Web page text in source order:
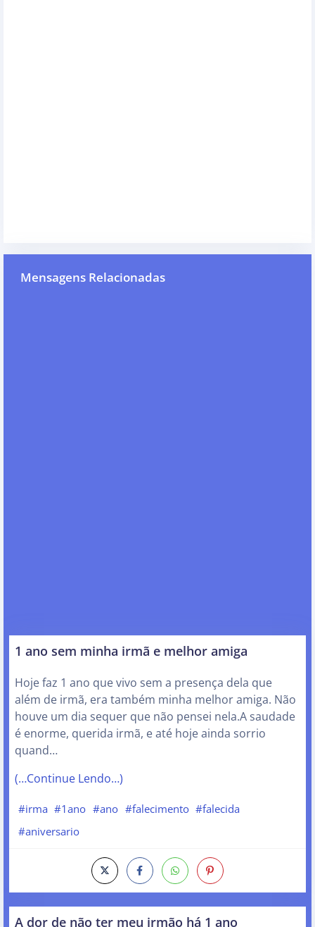
Mensagens Relacionadas
1 ano sem minha irmã e melhor amiga
Hoje faz 1 ano que vivo sem a presença dela que
além de irmã, era também minha melhor amiga. Não
houve um dia sequer que não pensei nela.A saudade
é enorme, querida irmã, e até hoje ainda sorrio
quand…
(…Continue Lendo…)
#irma #1ano #ano #falecimento #falecida
#aniversario
A dor de não ter meu irmão há 1 ano